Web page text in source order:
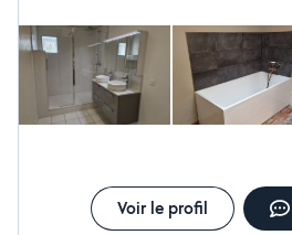
Voir le profil